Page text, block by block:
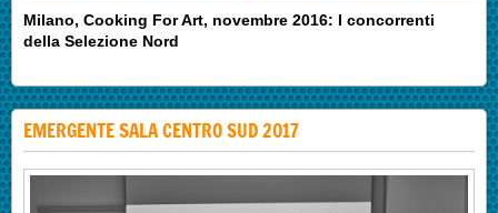
Milano, Cooking For Art, novembre 2016: I concorrenti
della Selezione Nord
EMERGENTE SALA CENTRO SUD 2017